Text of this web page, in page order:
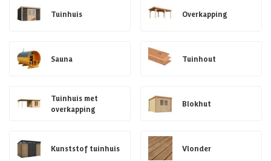
Tuinhuis Overkapping
Sauna Tuinhout
Tuinhuis met
overkapping
Blokhut
Kunststof tuinhuis Vlonder